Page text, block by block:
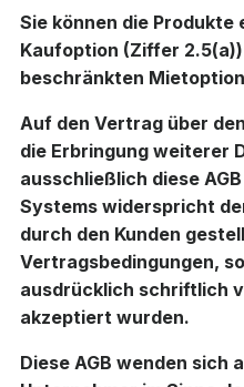
Sie können die Produkte
Kaufoption (Ziffer
beschränkten
Auf den Vertrag über
die Erbringung weiterer
ausschließlich diese
Systems widerspricht
durch den Kunden
Vertragsbedingungen,
ausdrücklich schriftlich
akzeptiert wurden.
Diese AGB wenden sich